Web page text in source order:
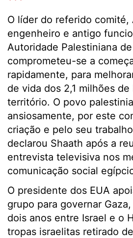
O líder do referido comité,
engenheiro e antigo
Autoridade Palestiniana de
comprometeu-se a
rapidamente, para
de vida dos 2,1 milhões
território. O povo
ansiosamente, por este
criação e pelo seu
declarou Shaath após a
entrevista televisiva nos
comunicação social
O presidente dos EUA
grupo para governar
dois anos entre Israel e o
tropas israelitas retirado